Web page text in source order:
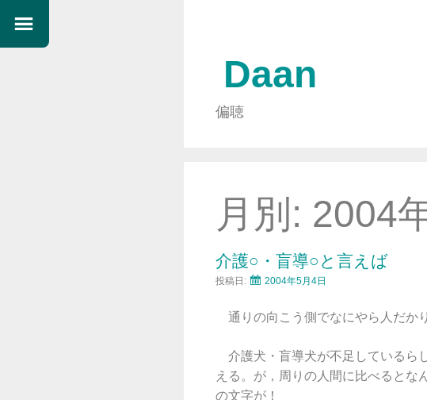
Daan
偏聴
月別: 2004
介護○・盲導○と言えば
投稿日: 2004年5月4日
通りの向こう側でなにやら人だか
介護犬・盲導犬が不足しているら
える。が，周りの人間に比べるとな
の文字が！